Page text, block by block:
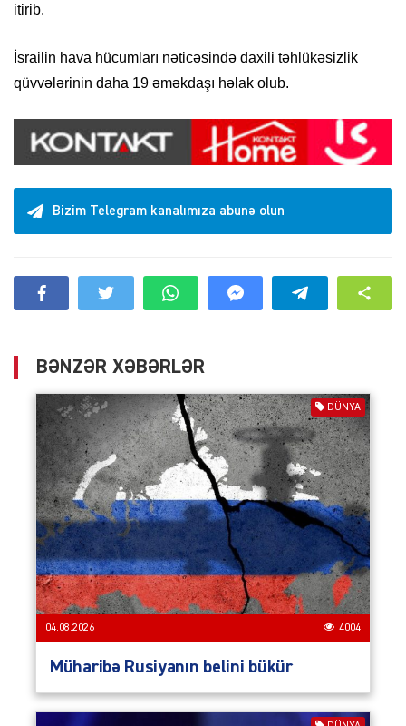
itirib.
İsrailin hava hücumları nəticəsində daxili təhlükəsizlik
qüvvələrinin daha 19 əməkdaşı həlak olub.
Bizim Telegram kanalımıza abunə olun
BƏNZƏR XƏBƏRLƏR
DÜNYA
04.08.2026 4004
Müharibə Rusiyanın belini bükür